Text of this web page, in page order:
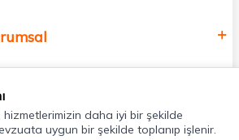
hizmetlerimizin daha iyi bir şekilde
uygun bir şekilde toplanıp işlenir.